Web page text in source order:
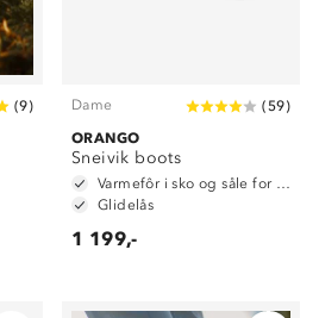
(9) Dame (59)
ORANGO
Sneivik boots
Varmefôr i sko og såle for ekstra isolering
Glidelås
1 199,-